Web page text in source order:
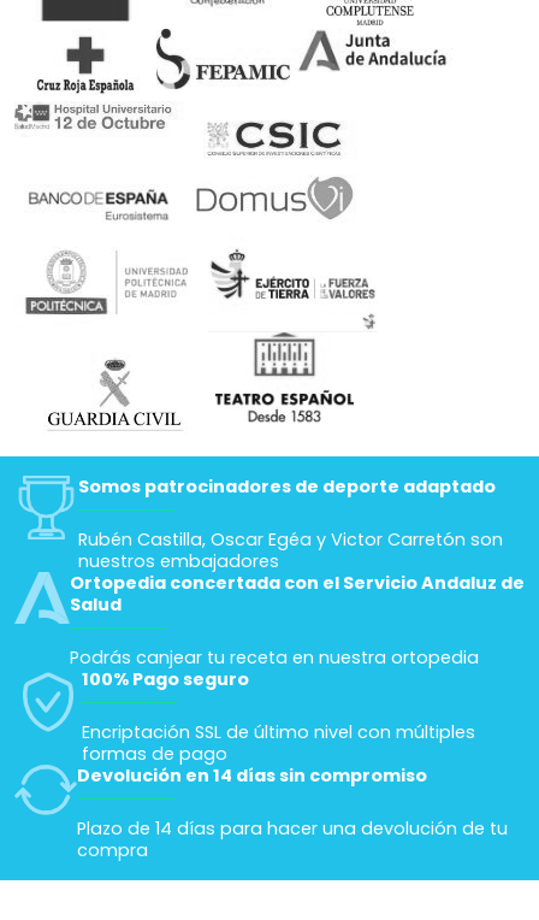
Somos patrocinadores de deporte adaptado
Rubén Castilla, Oscar Egéa y Victor Carretón son
nuestros embajadores
Ortopedia concertada con el Servicio Andaluz de
Salud
Podrás canjear tu receta en nuestra ortopedia
100% Pago seguro
Encriptación SSL de último nivel con múltiples
formas de pago
Devolución en 14 días sin compromiso
Plazo de 14 días para hacer una devolución de tu
compra